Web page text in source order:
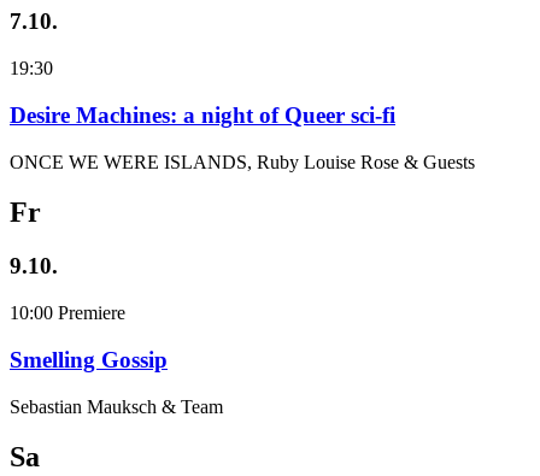
7.10.
19:30
Desire Machines: a night of Queer sci-fi
ONCE WE WERE ISLANDS, Ruby Louise Rose & Guests
Fr
9.10.
10:00 Premiere
Smelling Gossip
Sebastian Mauksch & Team
Sa